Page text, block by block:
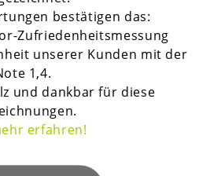
bestätigen das:
Zufriedenheitsmessung
unserer Kunden mit der
1,4.
und dankbar für diese
erfahren!